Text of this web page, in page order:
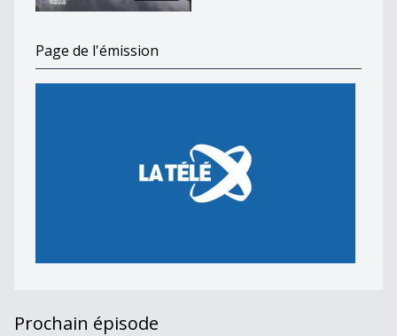
Page de l'émission
Prochain épisode